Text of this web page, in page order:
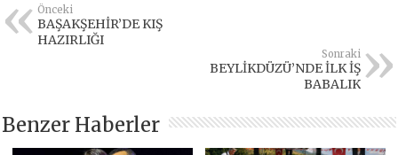
Önceki
BAŞAKŞEHİR’DE KIŞ
HAZIRLIĞI
Sonraki
BEYLİKDÜZÜ’NDE İLK İŞ
BABALIK
Benzer Haberler